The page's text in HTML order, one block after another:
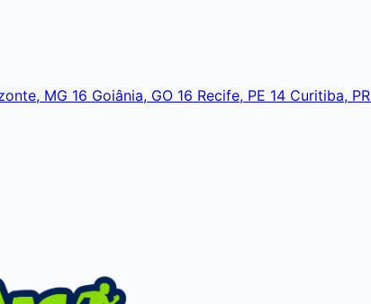
MG 16 Goiânia, GO 16 Recife, PE 14 Curitiba, PR